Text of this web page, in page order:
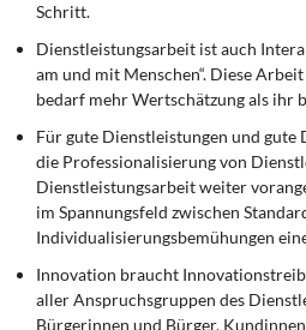
Schritt.
Dienstleistungsarbeit ist auch
am und mit Menschen“. Diese
bedarf mehr Wertschätzung als ihr
Für gute Dienstleistungen und gute
die Professionalisierung von
Dienstleistungsarbeit weiter
im Spannungsfeld zwischen
Individualisierungsbemühungen
Innovation braucht
aller Anspruchsgruppen des
Bürgerinnen und Bürger,